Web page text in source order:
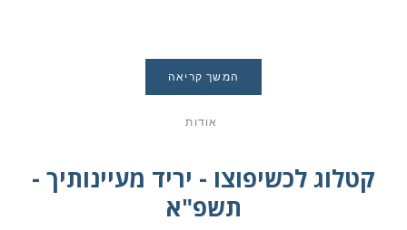
המשך קריאה
אודות
קטלוג לכשיפוצו - יריד מעיינותיך -
תשפ"א